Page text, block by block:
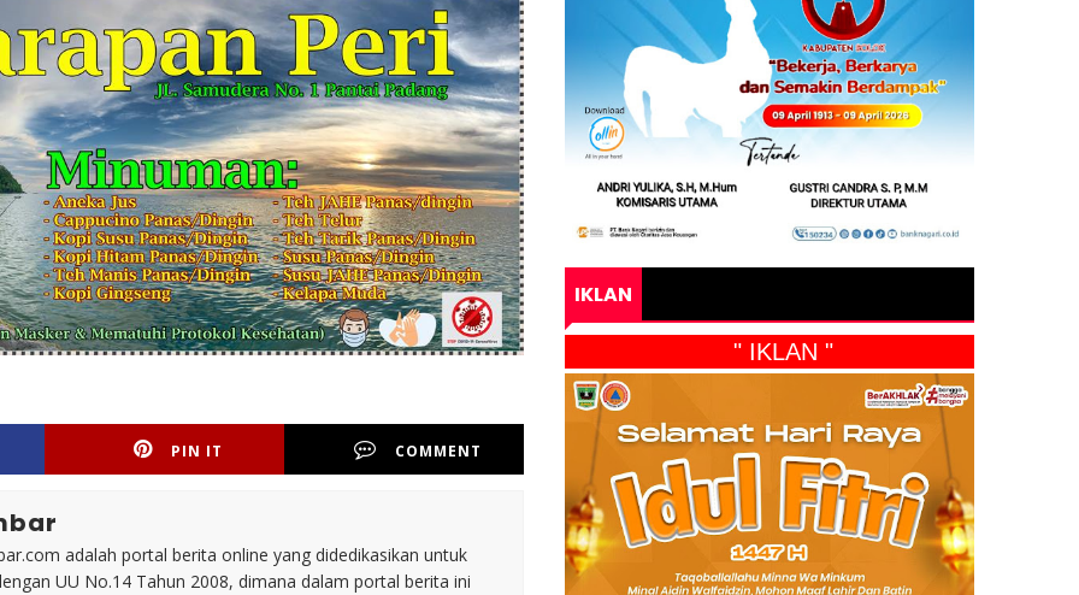
PIN IT COMMENT
adalah portal berita online yang didedikasikan untuk
UU No.14 Tahun 2008, dimana dalam portal berita ini
IKLAN
" IKLAN "